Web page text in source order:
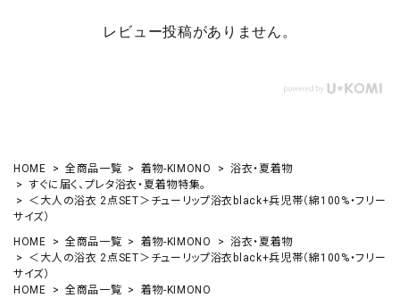
レビュー投稿がありません。
HOME 全商品一覧 着物-KIMONO
浴衣・夏着物
すぐに届く、プレタ浴衣・夏着物特集。
＜大人の浴衣 2点SET＞チューリップ浴衣black+兵児帯（綿100%・フリー
サイズ）
HOME
全商品一覧 着物-KIMONO
浴衣・夏着物
＜大人の浴衣 2点SET＞チューリップ浴衣black+兵児帯（綿100%・フリー
サイズ）
HOME
全商品一覧
着物-KIMONO